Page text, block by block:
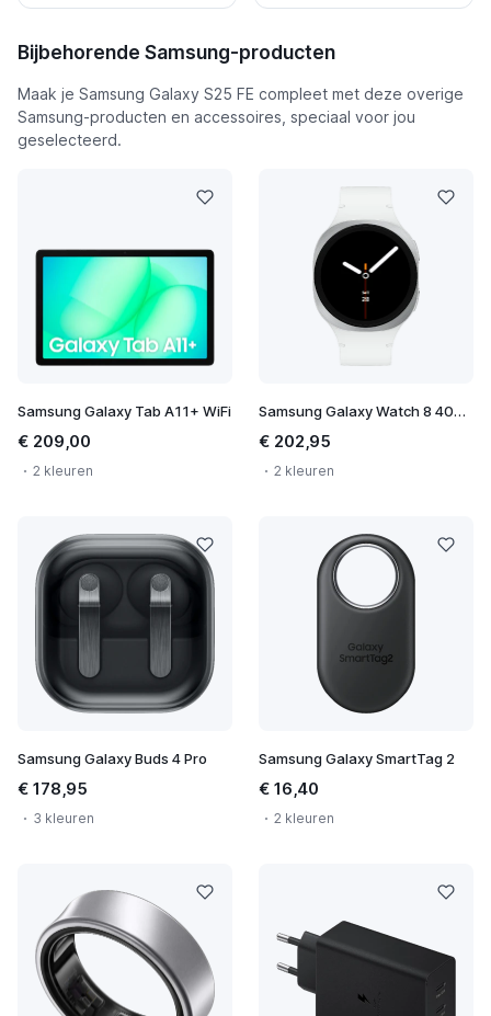
Bijbehorende Samsung-producten
Maak je Samsung Galaxy S25 FE compleet met deze overige
Samsung-producten en accessoires, speciaal voor jou
geselecteerd.
Samsung Galaxy Tab A11+ WiFi
€ 209,00
2 kleuren
Samsung Galaxy Watch 8 40mm
€ 202,95
2 kleuren
Samsung Galaxy Buds 4 Pro
€ 178,95
3 kleuren
Samsung Galaxy SmartTag 2
€ 16,40
2 kleuren